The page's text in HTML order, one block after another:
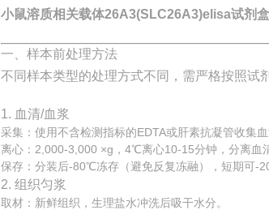
小鼠溶质相关载体26A3(SLC26A3)elisa试剂
一、样本前处理方法
不同样本类型的处理方式不同，需严格按照试
1. 血清/血浆
采集：使用不含检测指标的EDTA或肝素抗凝管收集血
离心：2,000-3,000 ×g，4℃离心10-15分钟，分离血
保存：分装后-80℃冻存（避免反复冻融），短期可-
2. 组织匀浆
取材：新鲜组织，生理盐水冲洗后吸干水分。